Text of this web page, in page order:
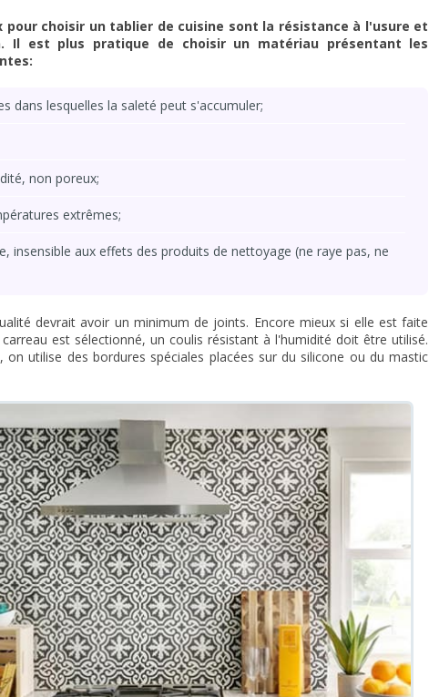
pour choisir un tablier de cuisine sont la résistance à l'usure et
Il est plus pratique de choisir un matériau présentant les
dans lesquelles la saleté peut s'accumuler;
non poreux;
extrêmes;
insensible aux effets des produits de nettoyage (ne raye pas, ne
devrait avoir un minimum de joints. Encore mieux si elle est faite
est sélectionné, un coulis résistant à l'humidité doit être utilisé.
on utilise des bordures spéciales placées sur du silicone ou du mastic